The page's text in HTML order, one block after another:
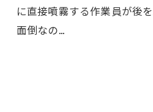
に直接噴霧する作業員が後
面倒なの…